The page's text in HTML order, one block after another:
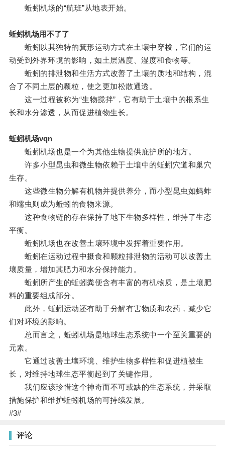
蚯蚓机场的“航班”从地表开始。
蚯蚓机场用不了了
蚯蚓以其独特的箕形运动方式在土壤中穿梭，它们的运
动受到外界环境的影响，如土层温度、湿度和食物等。
蚯蚓的排泄物和生活方式改善了土壤的质地和结构，混
合了不同土层的颗粒，使之更加松散通透。
这一过程被称为“生物搅拌”，它有助于土壤中的根系生
长和水分渗透，从而促进植物生长。
蚯蚓机场vqn
蚯蚓机场也是一个为其他生物提供庇护所的地方。
许多小型昆虫和微生物依赖于土壤中的蚯蚓穴道和巢穴
生存。
这些微生物分解有机物并提供养分，而小型昆虫如蚂蚱
和蠕虫则成为蚯蚓的食物来源。
这种食物链的存在保持了地下生物多样性，维持了生态
平衡。
蚯蚓机场也在改善土壤环境中发挥着重要作用。
蚯蚓在运动过程中摄食和颗粒排泄物的活动可以改善土
壤质量，增加其肥力和水分保持能力。
蚯蚓所产生的蚯蚓粪便含有丰富的有机物质，是土壤肥
料的重要组成部分。
此外，蚯蚓运动还有助于分解有害物质和农药，减少它
们对环境的影响。
总而言之，蚯蚓机场是地球生态系统中一个至关重要的
元素。
它通过改善土壤环境、维护生物多样性和促进植被生
长，对维持地球生态平衡起到了关键作用。
我们应该珍惜这个神奇而不可或缺的生态系统，并采取
措施保护和维护蚯蚓机场的可持续发展。
#3#
评论